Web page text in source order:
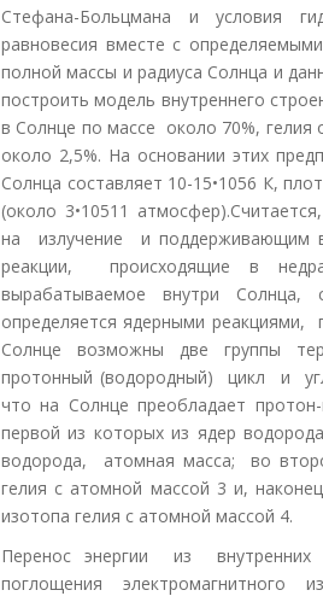
Стефана-Больцмана и условия
равновесия вместе с
полной массы и радиуса Солнца и
построить модель внутреннего
в Солнце по массе около 70%, гелия
около 2,5%. На основании этих
Солнца составляет 10-15•1056 К,
(около 3•10511
на излучение и поддерживающим
реакции, происходящие в
вырабатываемое внутри Солнца,
определяется ядерными
Солнце возможны две группы
протонный (водородный) цикл и
что на Солнце преобладает
первой из которых из ядер
водорода, атомная масса; во
гелия с атомной массой 3 и,
изотопа гелия с атомной массой 4.
Перенос энергии из
поглощения электромагнитного